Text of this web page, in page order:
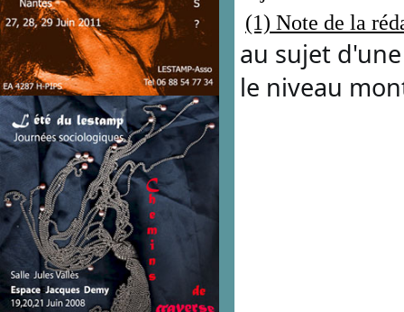
(1) Note de la
au sujet
le niveau